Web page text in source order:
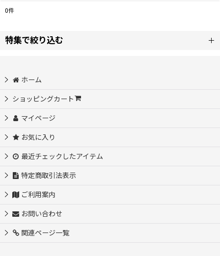
0件
特集で絞り込む
コスプレ靴/プーツ
コスプレウィッグ
コスプレ衣装/DM
ホーム
ショッピングカート
マイページ
お気に入り
最近チェックしたアイテム
特定商取引法表示
ご利用案内
お問い合わせ
関連ページ一覧